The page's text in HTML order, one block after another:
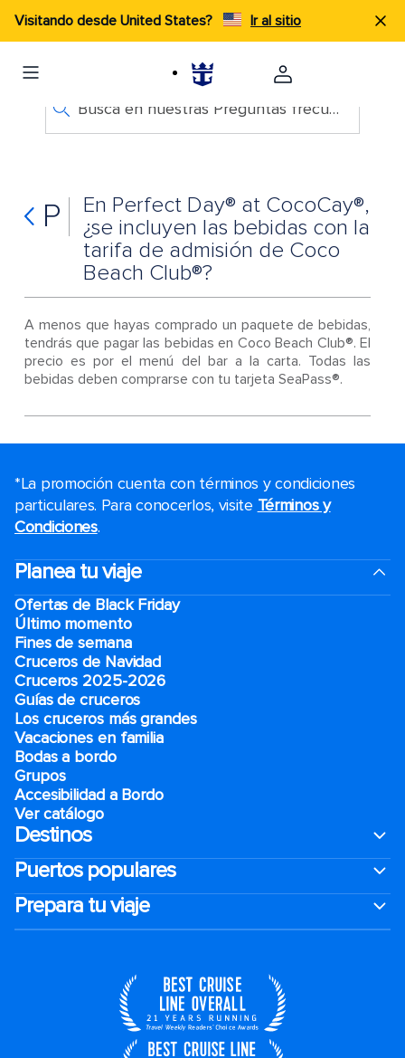
Visitando desde United States? Ir al sitio
Busca en nuestras Preguntas frecuentes
P
En Perfect Day® at CocoCay®,
¿se incluyen las bebidas con la
tarifa de admisión de Coco
Beach Club®?
A menos que hayas comprado un paquete de bebidas,
tendrás que pagar las bebidas en Coco Beach Club®. El
precio es por el menú del bar a la carta. Todas las
bebidas deben comprarse con tu tarjeta SeaPass®.
*La promoción cuenta con términos y condiciones
particulares. Para conocerlos, visite Términos y
Condiciones.
Planea tu viaje
Ofertas de Black Friday
Último momento
Fines de semana
Cruceros de Navidad
Cruceros 2025-2026
Guías de cruceros
Los cruceros más grandes
Vacaciones en familia
Bodas a bordo
Grupos
Accesibilidad a Bordo
Ver catálogo
Destinos
Puertos populares
Prepara tu viaje